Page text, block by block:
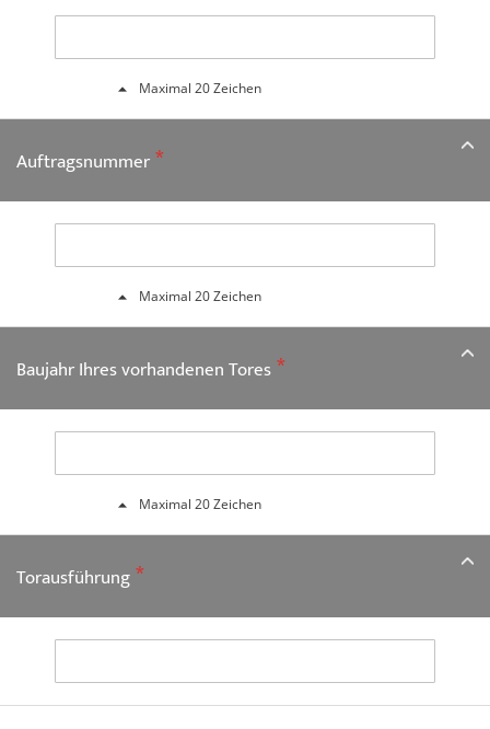
Maximal 20 Zeichen
Auftragsnummer
Maximal 20 Zeichen
Baujahr Ihres vorhandenen Tores
Maximal 20 Zeichen
Torausführung